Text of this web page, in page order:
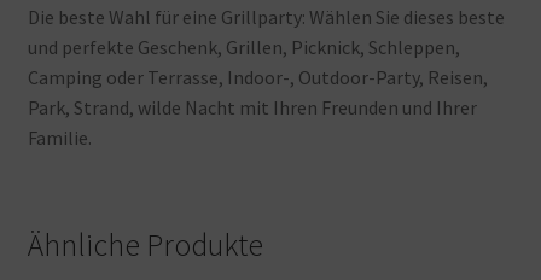
Die beste Wahl für eine Grillparty: Wählen Sie dieses beste
und perfekte Geschenk, Grillen, Picknick, Schleppen,
Camping oder Terrasse, Indoor-, Outdoor-Party, Reisen,
Park, Strand, wilde Nacht mit Ihren Freunden und Ihrer
Familie.
Ähnliche Produkte